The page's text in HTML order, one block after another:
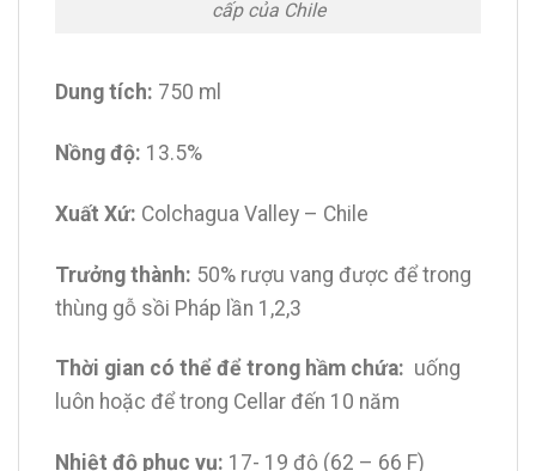
cấp của Chile
Dung tích: 750 ml
Nồng độ: 13.5%
Xuất Xứ: Colchagua Valley – Chile
Trưởng thành: 50% rượu vang được để trong
thùng gỗ sồi Pháp lần 1,2,3
Thời gian có thể để trong hầm chứa: uống
luôn hoặc để trong Cellar đến 10 năm
Nhiệt độ phục vụ: 17- 19 độ (62 – 66 F)